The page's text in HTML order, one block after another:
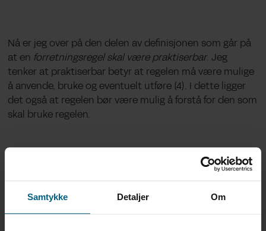
Samtykke Detaljer Om
Nå er jeg over på den delen av definisjonen som går på
at en forretningsregel skal være praktiserbar. Jeg
tenker at praktiserbar betyr at regelen må være mulige
å anvende, bruke og eventuelt utføre (4). I dette ligger
det også at regelen bør være mulig å forstå for den som
skal bruke regelen.